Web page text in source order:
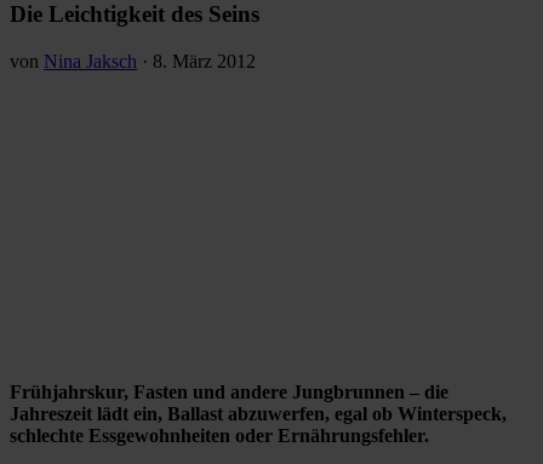
Die Leichtigkeit des Seins
von Nina Jaksch · 8. März 2012
Frühjahrskur, Fasten und andere Jungbrunnen – die
Jahreszeit lädt ein, Ballast abzuwerfen, egal ob Winterspeck,
schlechte Essgewohnheiten oder Ernährungsfehler.